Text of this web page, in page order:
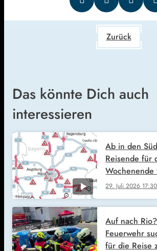
Zurück
Das könnte Dich auch
interessieren
29. Juli 2026 17:30
Ab in den
Reisende für
Wochenende
Auf nach
Feuerwehr
für die Reise